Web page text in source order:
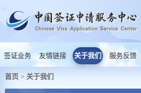
签证业务 友情链接 关于我们 服务反馈
首页 > 关于我们